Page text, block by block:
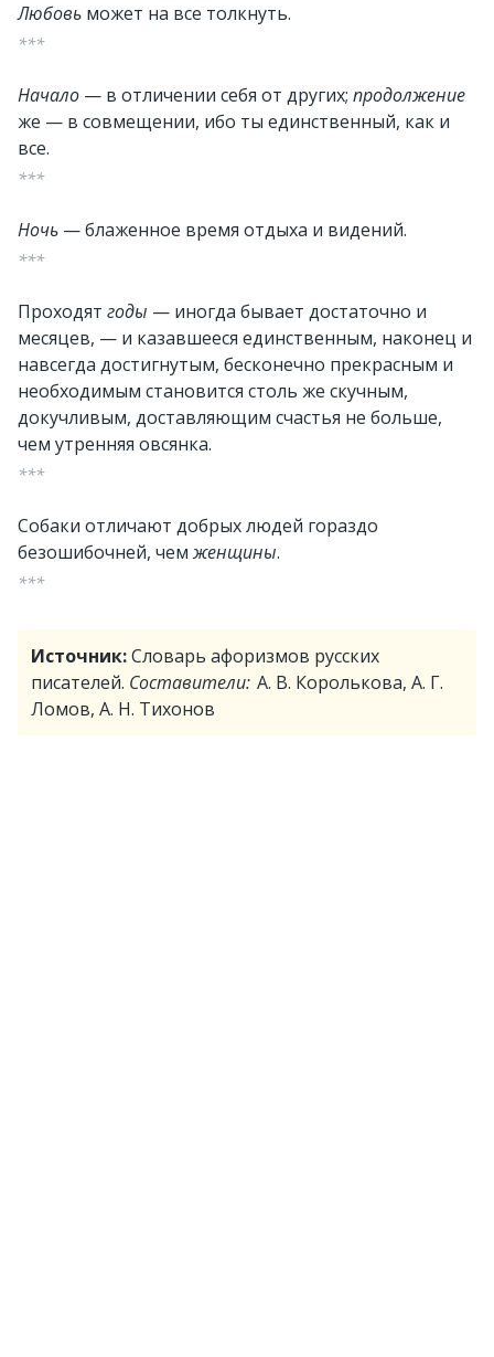
Любовь может на все толкнуть.
***
Начало — в отличении себя от других; продолжение
же — в совмещении, ибо ты единственный, как и
все.
***
Ночь — блаженное время отдыха и видений.
***
Проходят годы — иногда бывает достаточно и
месяцев, — и казавшееся единственным, наконец и
навсегда достигнутым, бесконечно прекрасным и
необходимым становится столь же скучным,
докучливым, доставляющим счастья не больше,
чем утренняя овсянка.
***
Собаки отличают добрых людей гораздо
безошибочней, чемженщины.
***
Источник:Словарь афоризмов русских
писателей. Составители: А. В. Королькова, А. Г.
Ломов, А. Н. Тихонов